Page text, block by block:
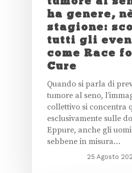
ha genere,
stagione:
tutti gli
come Race
Cure
Quando si parla di
tumore al seno,
collettivo si concentra
esclusivamente sulle
Eppure, anche gli
sebbene in misura…
25 Agosto